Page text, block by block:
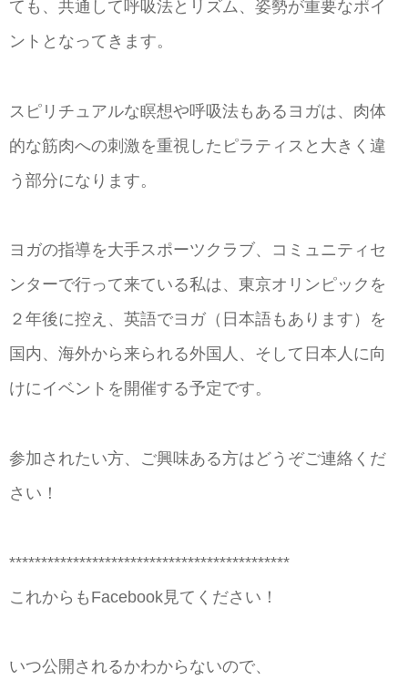
ても、共通して呼吸法とリズム、姿勢が重要なポイ
ントとなってきます。
スピリチュアルな瞑想や呼吸法もあるヨガは、肉体
的な筋肉への刺激を重視したピラティスと大きく違
う部分になります。
ヨガの指導を大手スポーツクラブ、コミュニティセ
ンターで行って来ている私は、東京オリンピックを
２年後に控え、英語でヨガ（日本語もあります）を
国内、海外から来られる外国人、そして日本人に向
けにイベントを開催する予定です。
参加されたい方、ご興味ある方はどうぞご連絡くだ
さい！
********************************************
これからもFacebook見てください！
いつ公開されるかわからないので、